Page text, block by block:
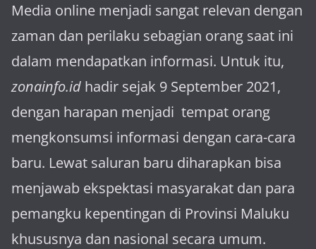
Media online menjadi sangat relevan dengan
za­man dan perilaku sebagian orang saat ini
dalam mendapatkan informasi. Untuk itu,
zonainfo.id hadir sejak 9 September 2021,
dengan harapan menjadi tem­pat orang
mengkonsumsi informasi dengan cara-cara
baru. Lewat sa­luran ba­ru diharapkan bisa
menja­wab ekspektasi masya­rakat dan para
pemangku kepen­tingan di Provinsi Maluku
khususnya dan nasional secara umum.